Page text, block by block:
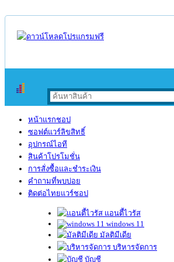
หน้าแรกชอป
ซอฟต์แวร์ลิขสิทธิ์
อุปกรณ์ไอที
สินค้าโปรโมชั่น
การสั่งซื้อและชำระเงิน
คำถามที่พบบ่อย
ติดต่อไทยแวร์ชอป
แอนตี้ไวรัส
windows 11
มัลติมีเดีย
บริหารจัดการ
บัญชี